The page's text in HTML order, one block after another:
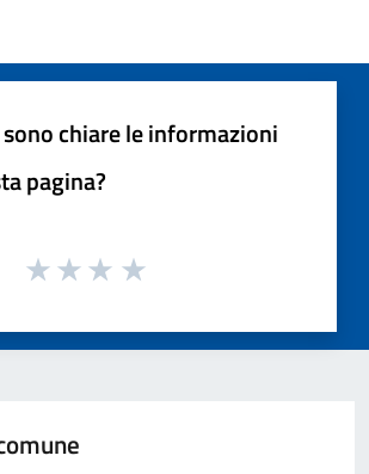
chiare le informazioni
pagina?